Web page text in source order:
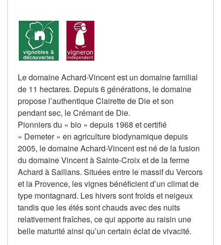
Le domaine Achard-Vincent est un domaine familial
de 11 hectares. Depuis 6 générations, le domaine
propose l’authentique Clairette de Die et son
pendant sec, le Crémant de Die.
Pionniers du « bio » depuis 1968 et certifié
« Demeter » en agriculture biodynamique depuis
2005, le domaine Achard-Vincent est né de la fusion
du domaine Vincent à Sainte-Croix et de la ferme
Achard à Saillans. Situées entre le massif du Vercors
et la Provence, les vignes bénéficient d’un climat de
type montagnard. Les hivers sont froids et neigeux
tandis que les étés sont chauds avec des nuits
relativement fraîches, ce qui apporte au raisin une
belle maturité ainsi qu’un certain éclat de vivacité.